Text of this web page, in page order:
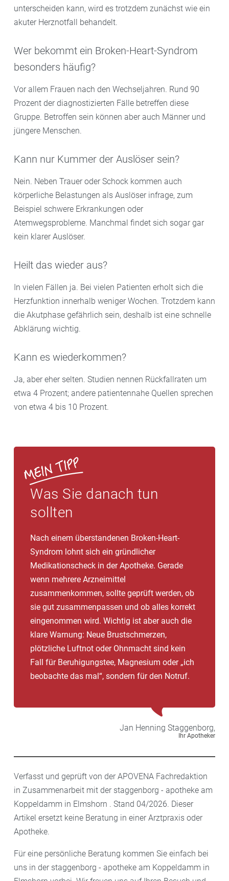
unterscheiden kann, wird es trotzdem zunächst wie ein
akuter Herznotfall behandelt.
Wer bekommt ein Broken-Heart-Syndrom
besonders häufig?
Vor allem Frauen nach den Wechseljahren. Rund 90
Prozent der diagnostizierten Fälle betreffen diese
Gruppe. Betroffen sein können aber auch Männer und
jüngere Menschen.
Kann nur Kummer der Auslöser sein?
Nein. Neben Trauer oder Schock kommen auch
körperliche Belastungen als Auslöser infrage, zum
Beispiel schwere Erkrankungen oder
Atemwegsprobleme. Manchmal findet sich sogar gar
kein klarer Auslöser.
Heilt das wieder aus?
In vielen Fällen ja. Bei vielen Patienten erholt sich die
Herzfunktion innerhalb weniger Wochen. Trotzdem kann
die Akutphase gefährlich sein, deshalb ist eine schnelle
Abklärung wichtig.
Kann es wiederkommen?
Ja, aber eher selten. Studien nennen Rückfallraten um
etwa 4 Prozent; andere patientennahe Quellen sprechen
von etwa 4 bis 10 Prozent.
Was Sie danach tun
sollten
Nach einem überstandenen Broken-Heart-
Syndrom lohnt sich ein gründlicher
Medikationscheck in der Apotheke. Gerade
wenn mehrere Arzneimittel
zusammenkommen, sollte geprüft werden, ob
sie gut zusammenpassen und ob alles korrekt
eingenommen wird. Wichtig ist aber auch die
klare Warnung: Neue Brustschmerzen,
plötzliche Luftnot oder Ohnmacht sind kein
Fall für Beruhigungstee, Magnesium oder „ich
beobachte das mal“, sondern für den Notruf.
Jan Henning Staggenborg,
Ihr Apotheker
Verfasst und geprüft von der APOVENA Fachredaktion
in Zusammenarbeit mit der staggenborg - apotheke am
Koppeldamm in Elmshorn . Stand 04/2026. Dieser
Artikel ersetzt keine Beratung in einer Arztpraxis oder
Apotheke.
Für eine persönliche Beratung kommen Sie einfach bei
uns in der staggenborg - apotheke am Koppeldamm in